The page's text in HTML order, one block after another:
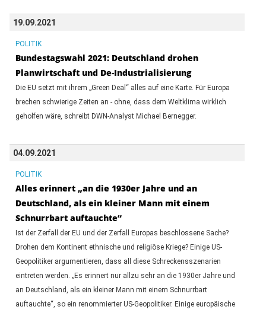
19.09.2021
POLITIK
Bundestagswahl 2021: Deutschland drohen
Planwirtschaft und De-Industrialisierung
Die EU setzt mit ihrem „Green Deal“ alles auf eine Karte. Für Europa
brechen schwierige Zeiten an - ohne, dass dem Weltklima wirklich
geholfen wäre, schreibt DWN-Analyst Michael Bernegger.
04.09.2021
POLITIK
Alles erinnert „an die 1930er Jahre und an
Deutschland, als ein kleiner Mann mit einem
Schnurrbart auftauchte“
Ist der Zerfall der EU und der Zerfall Europas beschlossene Sache?
Drohen dem Kontinent ethnische und religiöse Kriege? Einige US-
Geopolitiker argumentieren, dass all diese Schreckensszenarien
eintreten werden. „Es erinnert nur allzu sehr an die 1930er Jahre und
an Deutschland, als ein kleiner Mann mit einem Schnurrbart
auftauchte“, so ein renommierter US-Geopolitiker. Einige europäische